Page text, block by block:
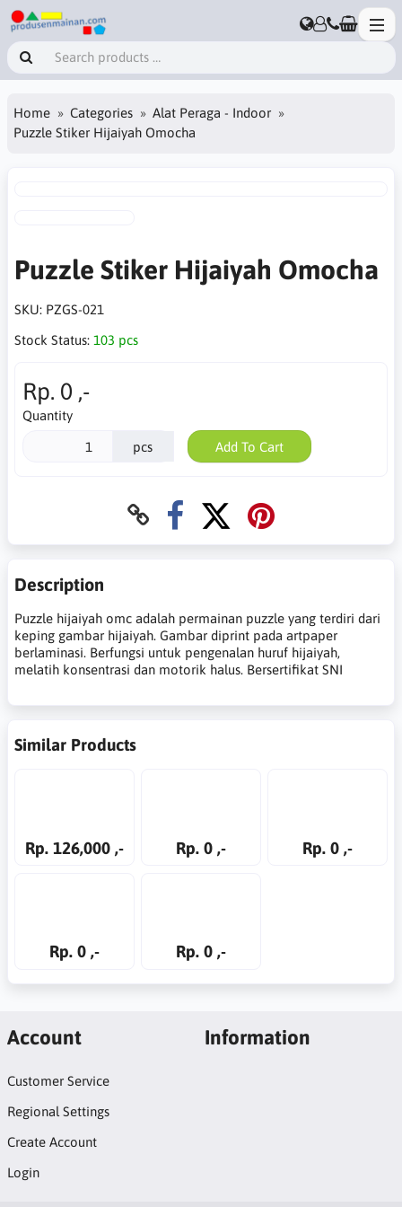
Home Categories
Alat Peraga - Indoor
Puzzle Stiker Hijaiyah Omocha
Puzzle Stiker Hijaiyah Omocha
SKU: PZGS-021
Stock Status: 103 pcs
Rp. 0 ,-
Quantity
pcs Add To Cart
Description
Puzzle hijaiyah omc adalah permainan puzzle yang terdiri dari
keping gambar hijaiyah. Gambar diprint pada artpaper
berlaminasi. Berfungsi untuk pengenalan huruf hijaiyah,
melatih konsentrasi dan motorik halus. Bersertifikat SNI
Similar Products
Rp. 126,000 ,- Rp. 0 ,- Rp. 0 ,-
Rp. 0 ,- Rp. 0 ,-
Account
Customer Service
Regional Settings
Create Account
Login
Information